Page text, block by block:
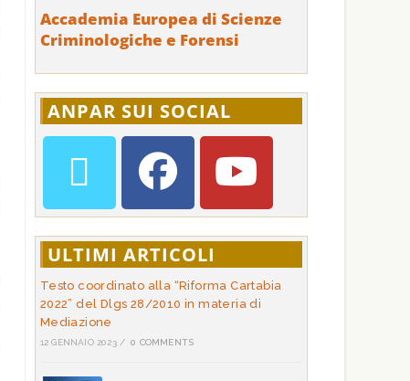
Accademia Europea di Scienze
Criminologiche e Forensi
ANPAR SUI SOCIAL
ULTIMI ARTICOLI
Testo coordinato alla “Riforma Cartabia
2022” del Dlgs 28/2010 in materia di
Mediazione
12 GENNAIO 2023 / 0 COMMENTS